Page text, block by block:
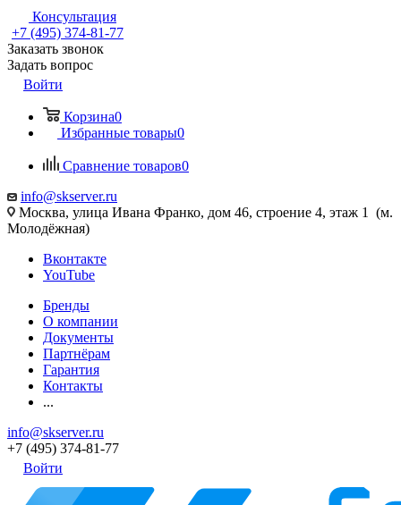
Консультация
+7 (495) 374-81-77
Заказать звонок
Задать вопрос
Войти
Корзина0
Избранные товары0
Сравнение товаров0
info@skserver.ru
Москва, улица Ивана Франко, дом 46, строение 4, этаж 1 (м.
Молодёжная)
Вконтакте
YouTube
Бренды
О компании
Документы
Партнёрам
Гарантия
Контакты
...
info@skserver.ru
+7 (495) 374-81-77
Войти